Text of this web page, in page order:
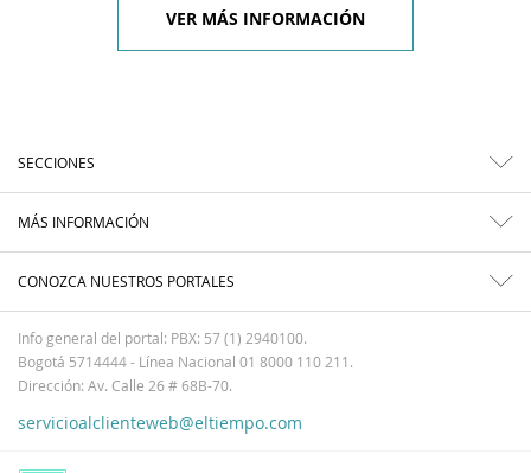
VER MÁS INFORMACIÓN
SECCIONES
MÁS INFORMACIÓN
CONOZCA NUESTROS PORTALES
Info general del portal: PBX: 57 (1) 2940100.
Bogotá 5714444 - Línea Nacional 01 8000 110 211.
Dirección: Av. Calle 26 # 68B-70.
servicioalclienteweb@eltiempo.com